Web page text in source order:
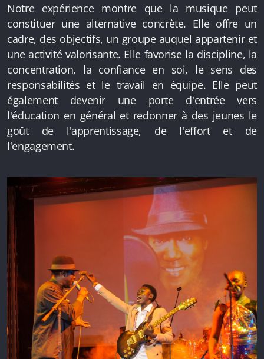
Notre expérience montre que la musique peut
constituer une alternative concrète. Elle offre un
cadre, des objectifs, un groupe auquel appartenir et
une activité valorisante. Elle favorise la discipline, la
concentration, la confiance en soi, le sens des
responsabilités et le travail en équipe. Elle peut
également devenir une porte d'entrée vers
l'éducation en général et redonner à des jeunes le
goût de l'apprentissage, de l'effort et de
l'engagement.